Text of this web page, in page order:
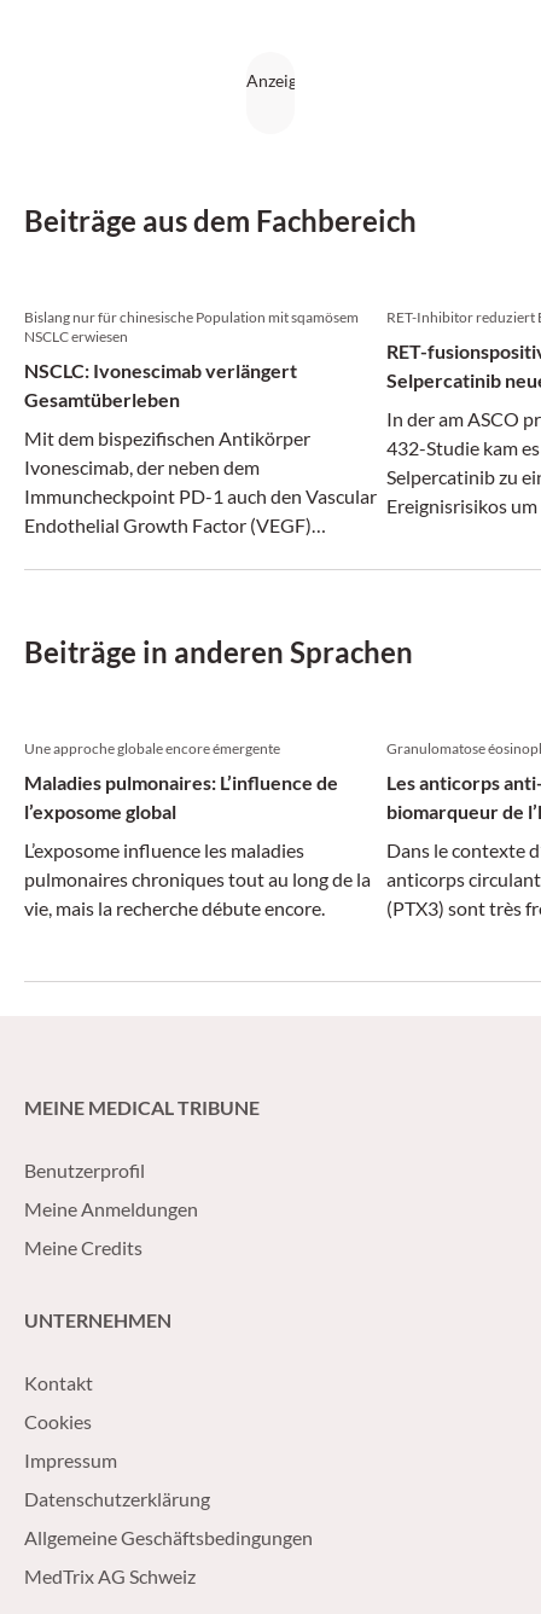
Beiträge aus dem Fachbereich
Bislang nur für chinesische Population mit sqamösem
NSCLC erwiesen
NSCLC: Ivonescimab verlängert
Gesamtüberleben
Mit dem bispezifischen Antikörper
Ivonescimab, der neben dem
Immuncheckpoint PD-1 auch den Vascular
Endothelial Growth Factor (VEGF)
Plattenepithelkarzinom-Histologie
aufgeschlagen werden.
RET-Inhibitor reduziert
RET-
Selpercatinib
In der am ASCO
432-Studie kam
Selpercatinib zu
Ereignisrisikos um
Beiträge in anderen Sprachen
Une approche globale encore émergente
Maladies pulmonaires: L’influence de
l’exposome global
L’exposome influence les maladies
pulmonaires chroniques tout au long de la
vie, mais la recherche débute encore.
Granulomatose
Les anticorps
biomarqueur de
Dans le contexte
anticorps
(PTX3) sont très
MEINE MEDICAL TRIBUNE
Benutzerprofil
Meine Anmeldungen
Meine Credits
UNTERNEHMEN
Kontakt
Cookies
Impressum
Datenschutzerklärung
Allgemeine Geschäftsbedingungen
MedTrix AG Schweiz